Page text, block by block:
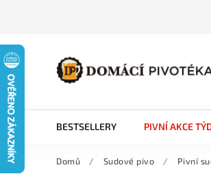
BESTSELLERY PIVNÍ AKCE
Domů / Sudové pivo / Pivní